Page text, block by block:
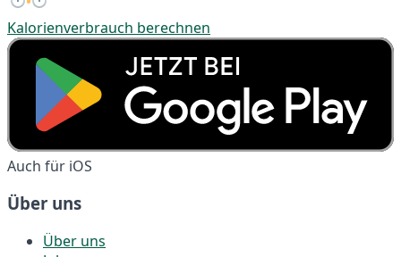
Kalorienverbrauch berechnen
Auch für iOS
Über uns
Über uns